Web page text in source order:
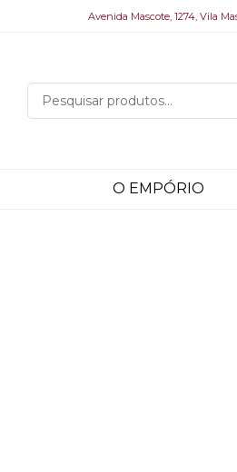
Avenida Mascote, 1274, Vila
O EMPÓRIO